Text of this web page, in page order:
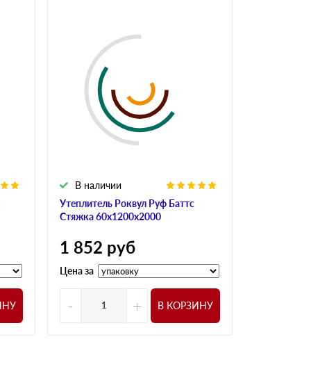
Утеплитель Роквул Руф Баттс
Стяжка 60х1200х2000
В наличии
1 852 руб
Цена за
- + В КОРЗИНУ